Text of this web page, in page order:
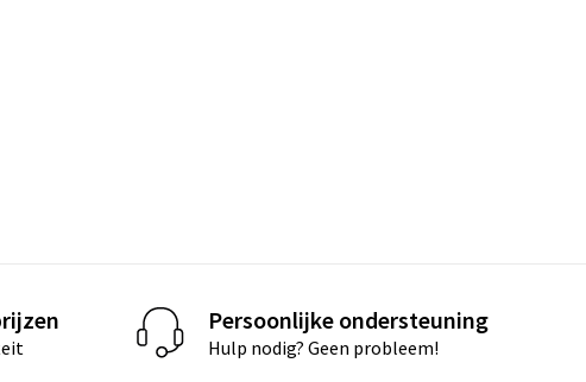
Persoonlijke ondersteuning
Hulp nodig? Geen probleem!